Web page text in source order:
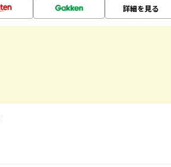
詳細を見る